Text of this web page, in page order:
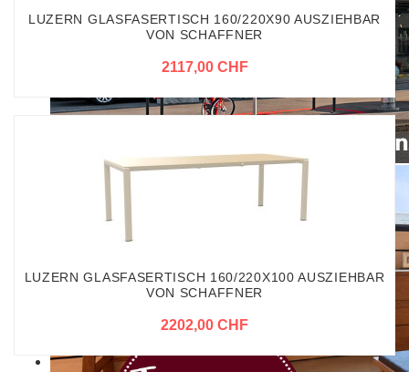
LUZERN GLASFASERTISCH 160/220X90 AUSZIEHBAR
VON SCHAFFNER
2117,00 CHF
LUZERN GLASFASERTISCH 160/220X100 AUSZIEHBAR
VON SCHAFFNER
2202,00 CHF